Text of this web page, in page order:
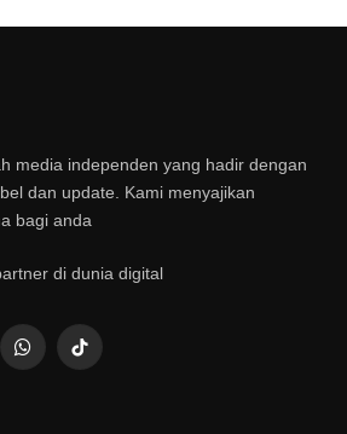
media independen yang hadir dengan
dan update. Kami menyajikan
bagi anda
di dunia digital
WhatsAppTikTok